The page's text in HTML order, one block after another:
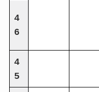
4
6
4
5